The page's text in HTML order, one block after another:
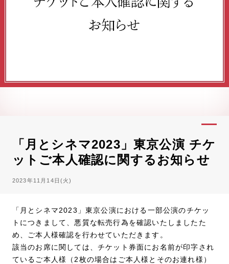
「月とシネマ2023」東京公演 チケ
ットご本人確認に関するお知らせ
2023年11月14日(火)
「月とシネマ2023」東京公演における一部公演のチケッ
トにつきまして、悪質な転売行為を確認いたしましたた
め、ご本人様確認を行わせていただきます。
該当のお席に関しては、チケット券面にお名前が印字され
ているご本人様（2枚の場合はご本人様とそのお連れ様）